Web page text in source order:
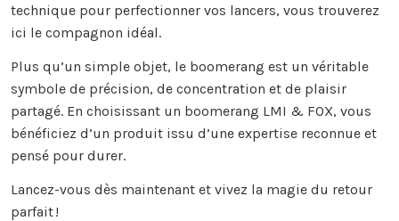
technique pour perfectionner vos lancers, vous trouverez
ici le compagnon idéal.
Plus qu’un simple objet, le boomerang est un véritable
symbole de précision, de concentration et de plaisir
partagé. En choisissant un boomerang LMI & FOX, vous
bénéficiez d’un produit issu d’une expertise reconnue et
pensé pour durer.
Lancez-vous dès maintenant et vivez la magie du retour
parfait !